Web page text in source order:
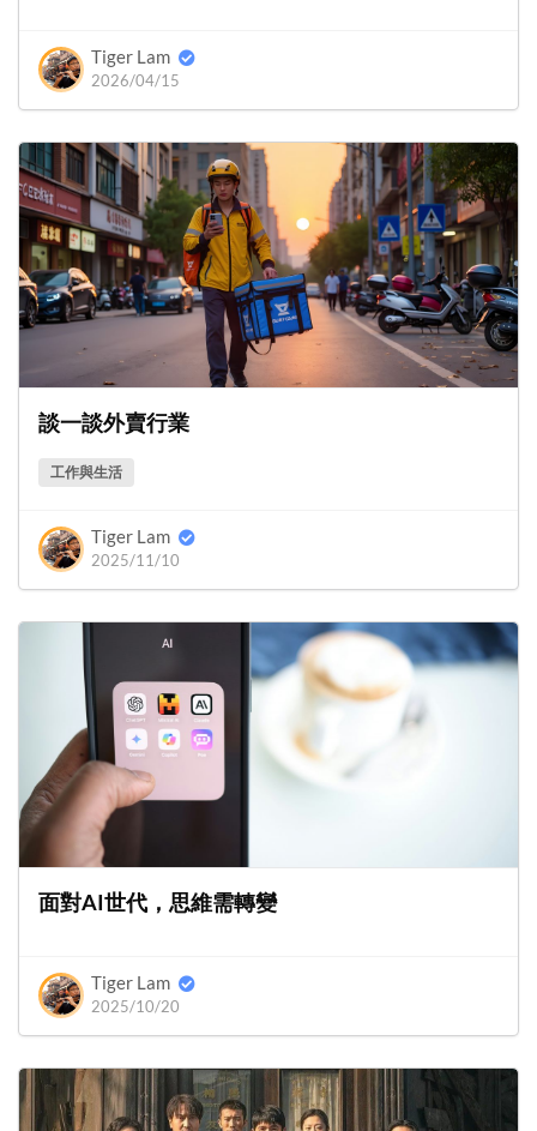
Tiger Lam
2026/04/15
談一談外賣行業
工作與生活
Tiger Lam
2025/11/10
面對AI世代，思維需轉變
Tiger Lam
2025/10/20